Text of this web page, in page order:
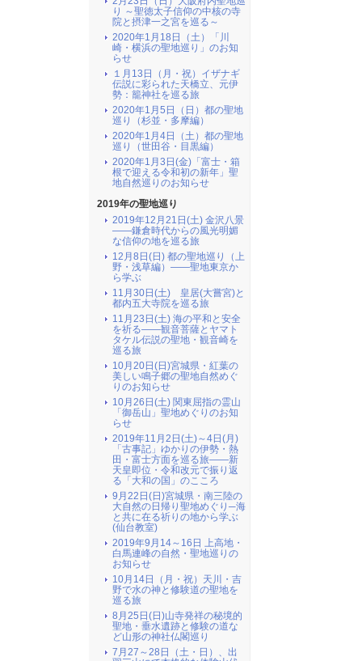
り ～聖徳太子信仰の中核の寺
院と摂津一之宮を巡る～
2020年1月18日（土）「川
崎・横浜の聖地巡り」のお知
らせ
１月13日（月・祝）イザナギ
伝説に彩られた天橋立、元伊
勢：籠神社を巡る旅
2020年1月5日（日）都の聖地
巡り（杉並・多摩編）
2020年1月4日（土）都の聖地
巡り（世田谷・目黒編）
2020年1月3日(金)「富士・箱
根で迎える令和初の新年」聖
地自然巡りのお知らせ
2019年の聖地巡り
2019年12月21日(土) 金沢八景
――鎌倉時代からの風光明媚
な信仰の地を巡る旅
12月8日(日) 都の聖地巡り（上
野・浅草編）――聖地東京か
ら学ぶ
11月30日(土) 皇居(大嘗宮)と
都内五大寺院を巡る旅
11月23日(土) 海の平和と安全
を祈る――観音菩薩とヤマト
タケル伝説の聖地・観音崎を
巡る旅
10月20日(日)宮城県・紅葉の
美しい鳴子郷の聖地自然めぐ
りのお知らせ
10月26日(土) 関東屈指の霊山
「御岳山」聖地めぐりのお知
らせ
2019年11月2日(土)～4日(月)
「古事記」ゆかりの伊勢・熱
田・富士方面を巡る旅――新
天皇即位・令和改元で振り返
る「大和の国」のこころ
9月22日(日)宮城県・南三陸の
大自然の日帰り聖地めぐり─海
と共に在る祈りの地から学ぶ
(仙台教室)
2019年9月14～16日 上高地・
白馬連峰の自然・聖地巡りの
お知らせ
10月14日（月・祝）天川・吉
野で水の神と修験道の聖地を
巡る旅
8月25日(日)山寺発祥の秘境的
聖地・垂水遺跡と修験の道な
ど山形の神社仏閣巡り
7月27～28日（土・日）、出